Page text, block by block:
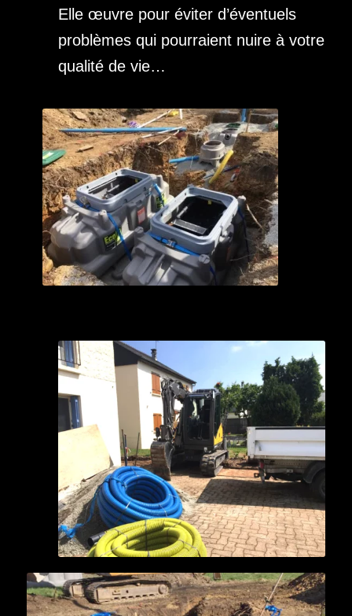
Elle œuvre pour éviter d’éventuels
problèmes qui pourraient nuire à votre
qualité de vie…